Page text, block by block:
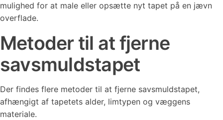
mulighed for at male eller opsætte nyt tapet på en jævn
overflade.
Metoder til at fjerne
savsmuldstapet
Der findes flere metoder til at fjerne savsmuldstapet,
afhængigt af tapetets alder, limtypen og væggens
materiale.